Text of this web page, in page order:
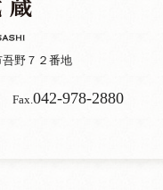
吾野７２番地
Fax. 042-978-2880